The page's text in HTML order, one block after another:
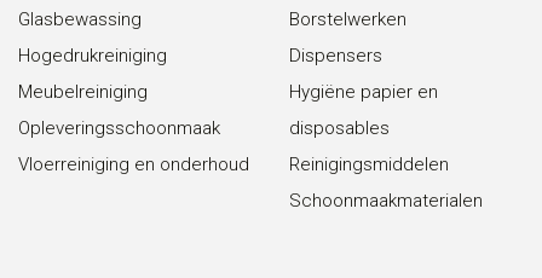
Glasbewassing
Hogedrukreiniging
Meubelreiniging
Opleveringsschoonmaak
Vloerreiniging en onderhoud
Borstelwerken
Dispensers
Hygiëne papier en
disposables
Reinigingsmiddelen
Schoonmaakmaterialen